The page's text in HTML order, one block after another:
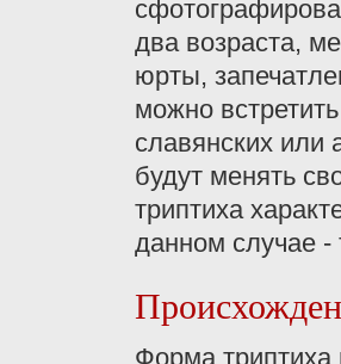
два возраста,
юрты,
можно
славянских или
будут менять
триптиха
данном случае -
Форма триптиха